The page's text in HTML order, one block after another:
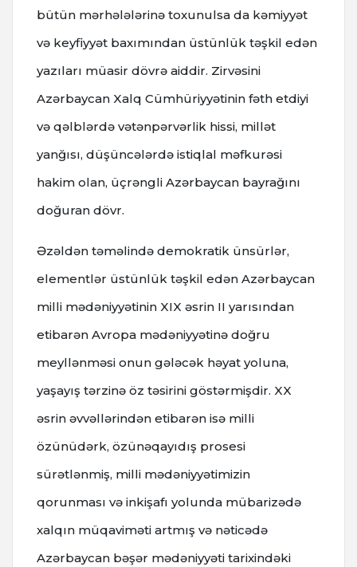
bütün mərhələlərinə toxunulsa da kəmiyyət
və keyfiyyət baxımından üstünlük təşkil edən
yazıları müasir dövrə aiddir. Zirvəsini
Azərbaycan Xalq Cümhüriyyətinin fəth etdiyi
və qəlblərdə vətənpərvərlik hissi, millət
yanğısı, düşüncələrdə istiqlal məfkurəsi
hakim olan, üçrəngli Azərbaycan bayrağını
doğuran dövr.
Əzəldən təməlində demokratik ünsürlər,
elementlər üstünlük təşkil edən Azərbaycan
milli mədəniyyətinin XIX əsrin II yarısından
etibarən Avropa mədəniyyətinə doğru
meyllənməsi onun gələcək həyat yoluna,
yaşayış tərzinə öz təsirini göstərmişdir. XX
əsrin əvvəllərindən etibarən isə milli
özünüdərk, özünəqayıdış prosesi
sürətlənmiş, milli mədəniyyətimizin
qorunması və inkişafı yolunda mübarizədə
xalqın müqaviməti artmış və nəticədə
Azərbaycan bəşər mədəniyyəti tarixindəki